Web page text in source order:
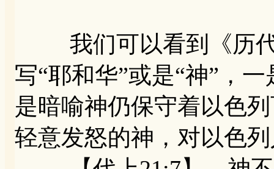
我们可以看到《历代
写“耶和华”或是“神”，
是暗喻神仍保守着以色
轻意发怒的神，对以色